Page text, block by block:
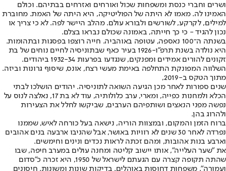
ושרים וחברי כנסת ומשפחות שכול ואורחים ואזרחים בבתיהם. וכולם
האמינו לה. מאמו לא היתה של הפוליטיקה, היא היתה של האמת. מחוברת
למילים, לקרקע, לשורשים ולבורא עולם. מהלב היישר לפה. לא כי צריך או
נכון להגיד - כי כך חייתה, באמונה שכולם נבראו בצלם.
בשנתה ה־100 נאספה, עטופה באוהביה. חייה רוצפו בפסגות ובתהומות.
היא נולדה בשנת תרפ"ו-1926 בעיר כאף שבתוניסיה לחיים נוחים של בת
זקונים להורים אמידים ומפנקים, שנגדעו בפרעות 1932-34 ביהודים.
השלווה המפונקת התחלפה באימת מעשי רצח, אונס, שיסוף גרונות וביזה.
מתוך הטקס ב-2019,
שנים ספורות לאחר מכן הגיעה השואה לתוניסיה. יהודים הושלכו לבתי
הכלא ולמחנות כפייה, ומארי, ערב כלולותיה, עוד לא בת 17, נאלצה לנוס על
נפשה מפני הנאצים ושותפיהם הערבים, שביקשו לחלל את הצעירות
ולהרוג בהן.
ברוח הזמן והמקום, ובמצוות הוריה, נישאה בעל כורחה לאיש, שממנו
נפרדה לאחר 30 שנים לא רוויות באושר, אבל שהניבו ארבעה בנים אהובים
וארבע בנות אהובות, ומהם זכתה לראות נכדים ונינים וחימשים.
את "שער העלייה", אותו יישוב קליטה ומחנה עולים במערב חיפה, שבו
שהתה תקופה קצרה עם הגעתם לישראל של 1950, היא זכרה כ"סדום
ועמורה". משפחות דחוסות באוהלים. בדיקות שונות ומשונות. חיסונים